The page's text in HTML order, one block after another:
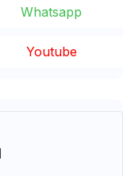
Whatsapp
Youtube